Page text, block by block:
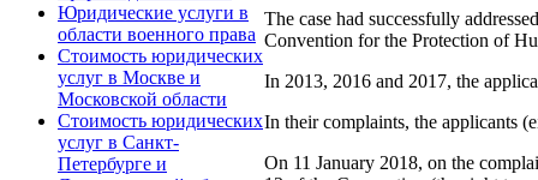
Юридические услуги в
области военного права
Стоимость юридических
услуг в Москве и
Московской области
Стоимость юридических
услуг в Санкт-
Петербурге и
The case had successfully
Convention for the Protection of
In 2013, 2016 and 2017, the
In their complaints, the applicants
On 11 January 2018, on the